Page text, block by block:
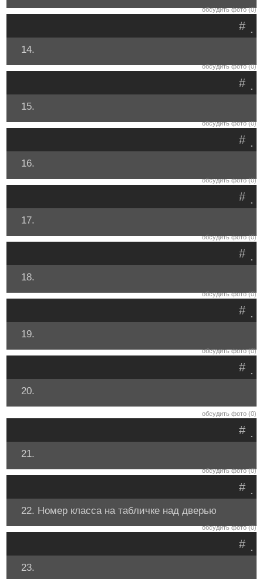
обсудить фото (0)
.
#
14.
обсудить фото (0)
.
#
15.
обсудить фото (0)
.
#
16.
обсудить фото (0)
.
#
17.
обсудить фото (0)
.
#
18.
обсудить фото (0)
.
#
19.
обсудить фото (0)
.
#
20.
обсудить фото (0)
.
#
21.
обсудить фото (0)
.
#
22. Номер класса на табличке над дверью
обсудить фото (0)
.
#
23.